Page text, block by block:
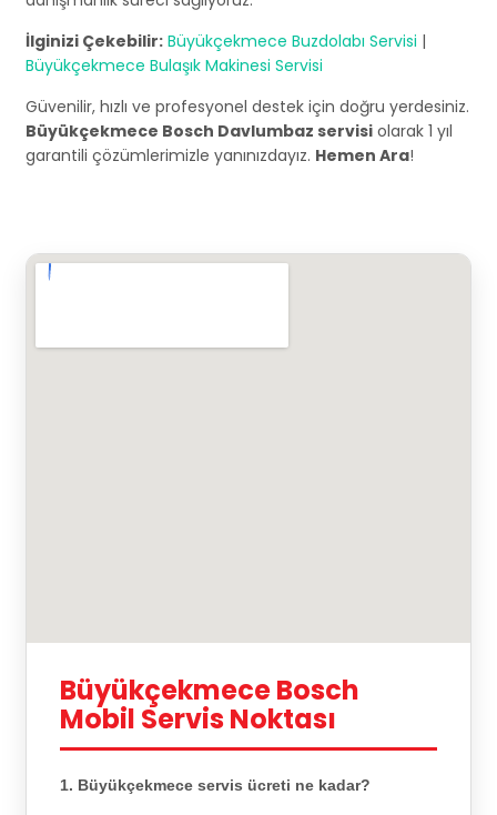
İlginizi Çekebilir: Büyükçekmece Buzdolabı Servisi |
Büyükçekmece Bulaşık Makinesi Servisi
Güvenilir, hızlı ve profesyonel destek için doğru yerdesiniz.
Büyükçekmece Bosch Davlumbaz servisi olarak 1 yıl
garantili çözümlerimizle yanınızdayız. Hemen Ara!
Büyükçekmece Bosch
Mobil Servis Noktası
1. Büyükçekmece servis ücreti ne kadar?